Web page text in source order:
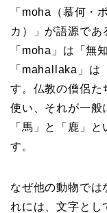
「moha（慕何・
カ）」が語源であ
「moha」は「無
「mahallaka」は
す。仏教の僧侶た
使い、それが一般
「馬」と「鹿」
す。
なぜ他の動物では
れには、文字とし